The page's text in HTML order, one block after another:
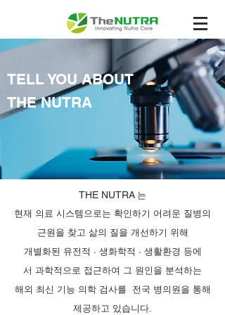
TELL YOU ABOUT
THE NUTRA
THE NUTRA 는
현재 의료 시스템으로는 확인하기 어려운 질병의
근원을 찾고 삶의 질을 개선하기 위해
개별화된 유전적 · 생화학적 · 생활환경 등에
서 과학적으로 접근하여 그 원인을 분석하는
해외 최신 기능 의학 검사를 전국 병의원을 통해
제공하고 있습니다.